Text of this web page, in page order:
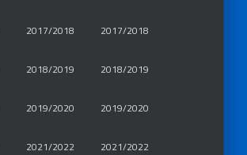
2017/2018 2017/2018
2018/2019 2018/2019
2019/2020 2019/2020
2021/2022 2021/2022